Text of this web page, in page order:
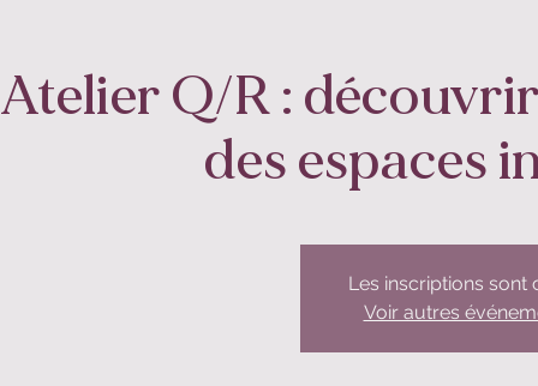
Atelier Q/R :
des espaces
Les inscriptions sont
Voir autres